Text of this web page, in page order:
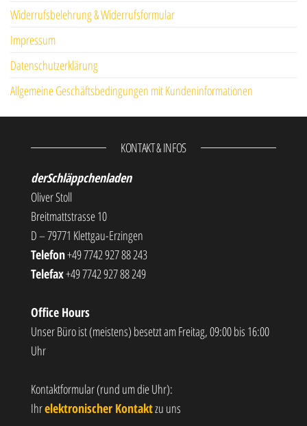
Widerrufsbelehrung & Widerrufsformular
Impressum
Datenschutzerklärung
Allgemeine Geschäftsbedingungen mit Kundeninformationen
KONTAKT & INFOS
derSchläppchenladen
Oliver Stoll
Breitmattstrasse 10
D – 79771 Klettgau-Erzingen
Telefon+49 7742 927 88 243
Telefax+49 7742 927 88 249
Office Hours
Unser Büro ist (meistens) besetzt am Freitag, 09:00 bis 16:00
Uhr
Kontaktformular (rund um die Uhr):
Ihrelektronischer Kontaktzu uns